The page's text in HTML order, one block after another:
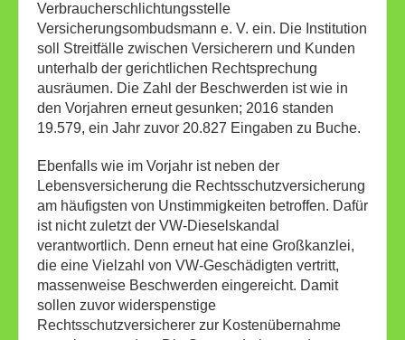
Verbraucherschlichtungsstelle
Versicherungsombudsmann e. V. ein. Die Institution
soll Streitfälle zwischen Versicherern und Kunden
unterhalb der gerichtlichen Rechtsprechung
ausräumen. Die Zahl der Beschwerden ist wie in
den Vorjahren erneut gesunken; 2016 standen
19.579, ein Jahr zuvor 20.827 Eingaben zu Buche.
Ebenfalls wie im Vorjahr ist neben der
Lebensversicherung die Rechtsschutzversicherung
am häufigsten von Unstimmigkeiten betroffen. Dafür
ist nicht zuletzt der VW-Dieselskandal
verantwortlich. Denn erneut hat eine Großkanzlei,
die eine Vielzahl von VW-Geschädigten vertritt,
massenweise Beschwerden eingereicht. Damit
sollen zuvor widerspenstige
Rechtsschutzversicherer zur Kostenübernahme